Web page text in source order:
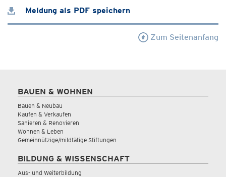
Meldung als PDF speichern
Zum Seitenanfang
BAUEN & WOHNEN
Bauen & Neubau
Kaufen & Verkaufen
Sanieren & Renovieren
Wohnen & Leben
Gemeinnützige/mildtätige Stiftungen
BILDUNG & WISSENSCHAFT
Aus- und Weiterbildung